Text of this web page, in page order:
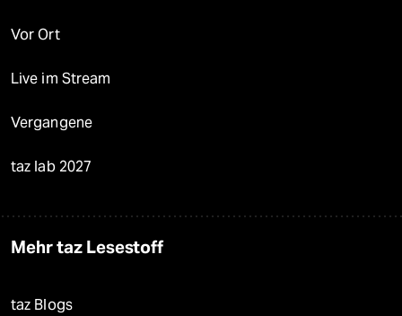
Vor Ort
Live im Stream
Vergangene
taz lab 2027
Mehr taz Lesestoff
taz Blogs